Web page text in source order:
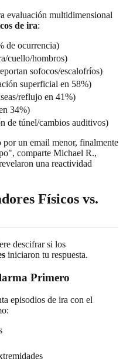
evaluación multidimensional
de ira:
de ocurrencia)
cuello/hombros)
sofocos/escalofríos)
superficial en 58%)
reflujo en 41%)
34%)
de túnel/cambios auditivos)
un email menor, finalmente
comparte Michael R.,
una reactividad
Físicos vs.
descifrar si los
iniciaron tu respuesta.
Primero
episodios de ira con el